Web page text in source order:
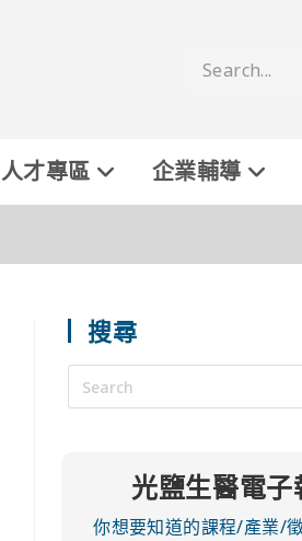
Search...
人才專區 企業輔導
搜尋
光鹽生醫電子
你想要知道的課程/產業/